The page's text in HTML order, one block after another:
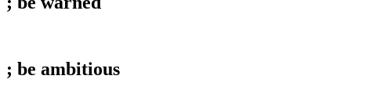
; be ambitious